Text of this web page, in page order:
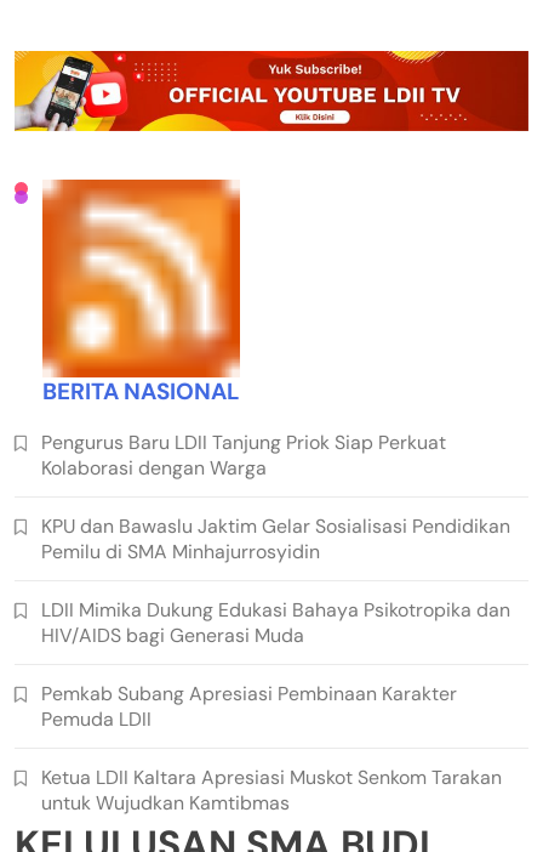
BERITA NASIONAL
Pengurus Baru LDII Tanjung Priok Siap Perkuat
Kolaborasi dengan Warga
KPU dan Bawaslu Jaktim Gelar Sosialisasi Pendidikan
Pemilu di SMA Minhajurrosyidin
LDII Mimika Dukung Edukasi Bahaya Psikotropika dan
HIV/AIDS bagi Generasi Muda
Pemkab Subang Apresiasi Pembinaan Karakter
Pemuda LDII
Ketua LDII Kaltara Apresiasi Muskot Senkom Tarakan
untuk Wujudkan Kamtibmas